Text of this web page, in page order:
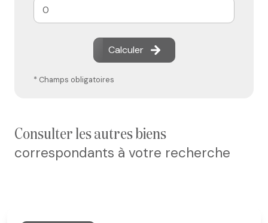
Calculer
* Champs obligatoires
consulter les autres biens
correspondants à votre recherche